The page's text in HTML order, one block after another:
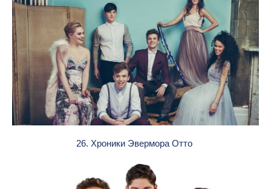
26. Хроники Эвермора Отто